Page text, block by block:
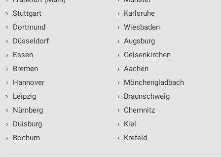
› Stuttgart
›
Dortmund
›
Düsseldorf
›
Essen
›
Bremen
›
Hannover
›
Leipzig
›
Nürnberg
›
Duisburg
›
Bochum
› Karlsruhe
› Wiesbaden
› Augsburg
› Gelsenkirchen
› Aachen
› Mönchengladbach
› Braunschweig
› Chemnitz
› Kiel
› Krefeld